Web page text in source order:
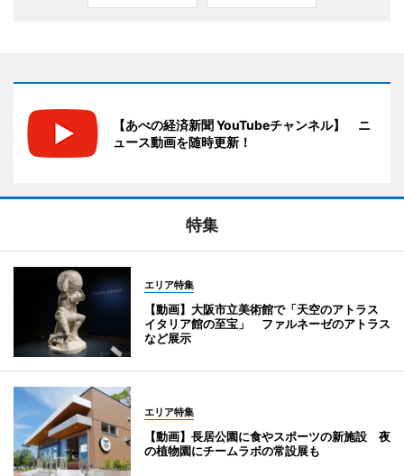
【あべの経済新聞 YouTubeチャンネル】 ニ
ュース動画を随時更新！
特集
エリア特集
【動画】大阪市立美術館で「天空のアトラス
イタリア館の至宝」 ファルネーゼのアトラス
など展示
エリア特集
【動画】長居公園に食やスポーツの新施設 夜
の植物園にチームラボの常設展も